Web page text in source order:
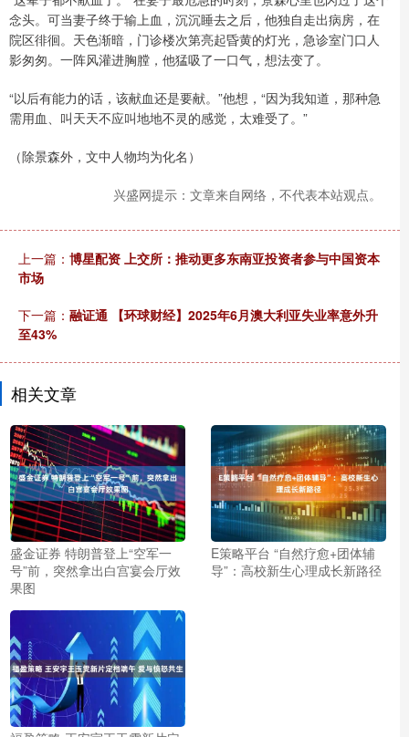
念头。可当妻子终于输上血，沉沉睡去之后，他独自走出病房，在
院区徘徊。天色渐暗，门诊楼次第亮起昏黄的灯光，急诊室门口人
影匆匆。一阵风灌进胸膛，他猛吸了一口气，想法变了。
“以后有能力的话，该献血还是要献。”他想，“因为我知道，那种急
需用血、叫天天不应叫地地不灵的感觉，太难受了。”
（除景森外，文中人物均为化名）
兴盛网提示：文章来自网络，不代表本站观点。
上一篇： 博星配资 上交所：推动更多东南亚投资者参与中国资本
市场
下一篇： 融证通 【环球财经】2025年6月澳大利亚失业率意外升
至43%
相关文章
盛金证券 特朗普登上“空军一
号”前，突然拿出白宫宴会厅效
果图
E策略平台 “自然疗愈+团体辅
导”：高校新生心理成长新路径